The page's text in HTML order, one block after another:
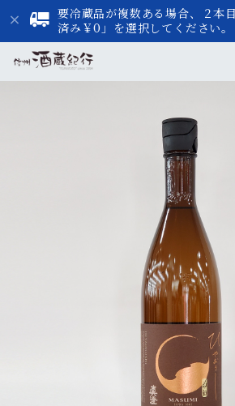
要冷蔵品が複数ある場合、２本
済み￥0」を選択してください。